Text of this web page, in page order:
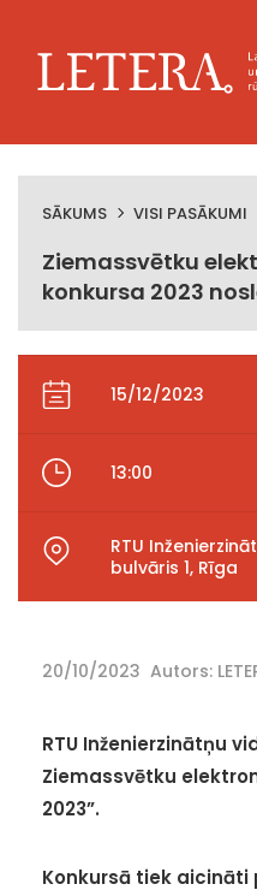
SĀKUMS VISI PASĀKUMI
Ziemassvētku
konkursa 2023
15/12/2023
13:00
RTU
bulvāris 1, Rīga
20/10/2023 Autors:
RTU Inženierzinātņu
Ziemassvētku
2023”.
Konkursā tiek aicināti